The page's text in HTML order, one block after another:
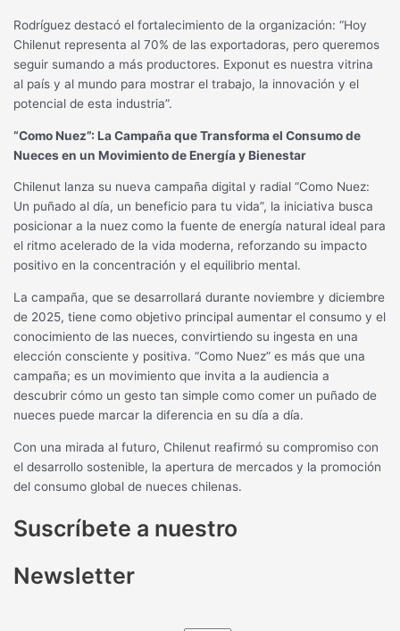
Rodríguez destacó el fortalecimiento de la organización: “Hoy
Chilenut representa al 70% de las exportadoras, pero queremos
seguir sumando a más productores. Exponut es nuestra vitrina
al país y al mundo para mostrar el trabajo, la innovación y el
potencial de esta industria”.
“Como Nuez”: La Campaña que Transforma el Consumo de
Nueces en un Movimiento de Energía y Bienestar
Chilenut lanza su nueva campaña digital y radial “Como Nuez:
Un puñado al día, un beneficio para tu vida”, la iniciativa busca
posicionar a la nuez como la fuente de energía natural ideal para
el ritmo acelerado de la vida moderna, reforzando su impacto
positivo en la concentración y el equilibrio mental.
La campaña, que se desarrollará durante noviembre y diciembre
de 2025, tiene como objetivo principal aumentar el consumo y el
conocimiento de las nueces, convirtiendo su ingesta en una
elección consciente y positiva. “Como Nuez” es más que una
campaña; es un movimiento que invita a la audiencia a
descubrir cómo un gesto tan simple como comer un puñado de
nueces puede marcar la diferencia en su día a día.
Con una mirada al futuro, Chilenut reafirmó su compromiso con
el desarrollo sostenible, la apertura de mercados y la promoción
del consumo global de nueces chilenas.
Suscríbete a nuestro
Newsletter